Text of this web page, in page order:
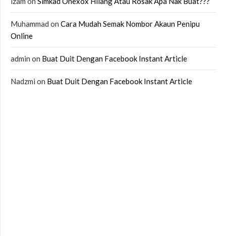
Muhammad on Cara Mudah Semak Nombor Akaun Penipu
Online
admin on Buat Duit Dengan Facebook Instant Article
Nadzmi on Buat Duit Dengan Facebook Instant Article